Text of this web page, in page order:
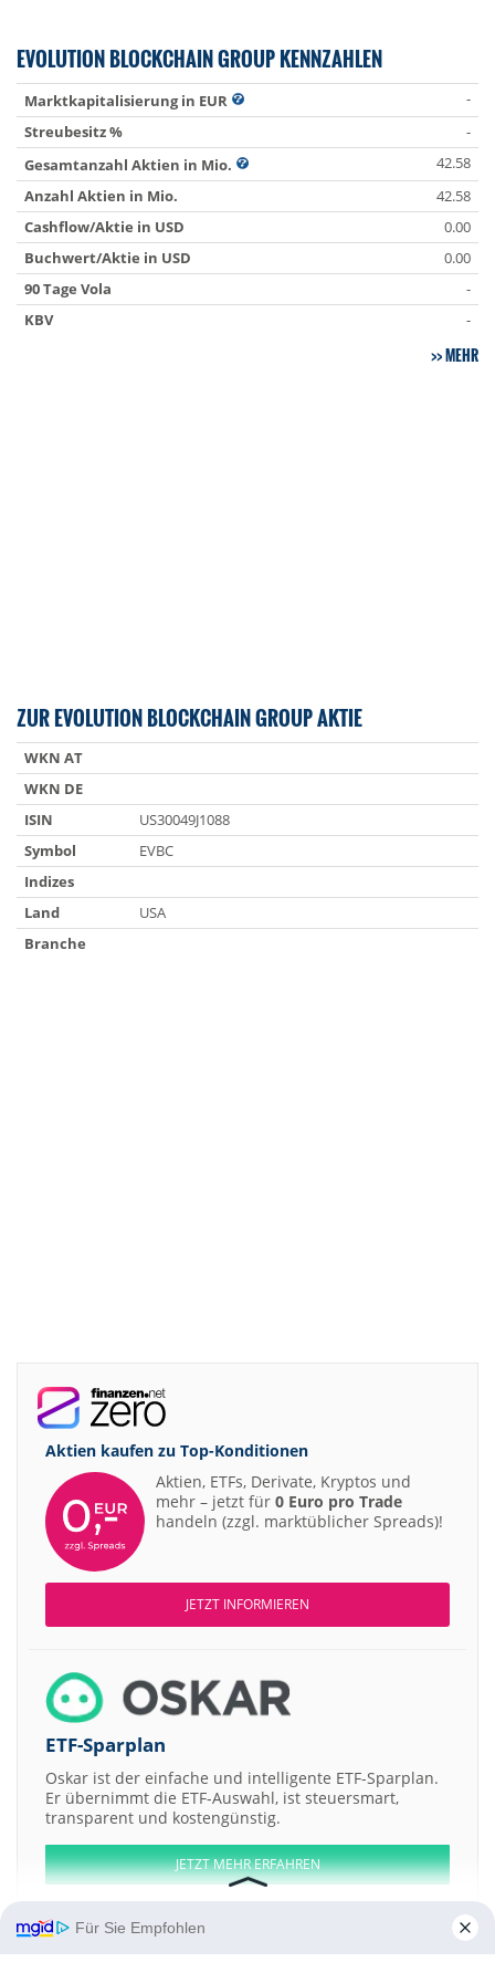
EVOLUTION BLOCKCHAIN GROUP KENNZAHLEN
Marktkapitalisierung in EUR
-
Streubesitz %
-
Gesamtanzahl Aktien in Mio.
42.58
Anzahl Aktien in Mio.
42.58
Cashflow/Aktie in USD
0.00
Buchwert/Aktie in USD
0.00
90 Tage Vola
-
KBV
-
MEHR
ZUR EVOLUTION BLOCKCHAIN GROUP AKTIE
WKN AT
WKN DE
ISIN
US30049J1088
Symbol
EVBC
Indizes
Land
USA
Branche
Aktien kaufen zu Top-Konditionen
Aktien, ETFs, Derivate, Kryptos und
mehr – jetzt für 0 Euro pro Trade
handeln (zzgl. marktüblicher Spreads)!
JETZT INFORMIEREN
ETF-Sparplan
Oskar ist der einfache und intelligente ETF-Sparplan.
Er übernimmt die ETF-Auswahl, ist steuersmart,
transparent und kostengünstig.
JETZT MEHR ERFAHREN
Für Sie Empfohlen